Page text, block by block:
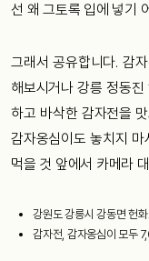
선 왜 그토록 입에 넣기
그래서 공유합니다. 감
해보시거나 강릉 정동진
하고 바삭한 감자전을
감자옹심이도 놓치지
먹을 것 앞에서 카메라
강원도 강릉시 강동면 헌
감자전, 감자옹심이 모두